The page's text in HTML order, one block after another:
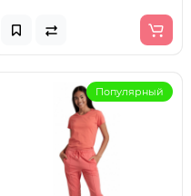
Популярный